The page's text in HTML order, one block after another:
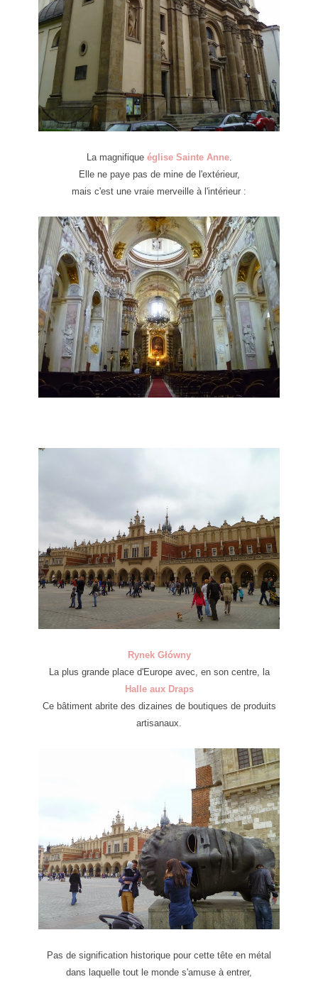
La magnifique église Sainte Anne.
Elle ne paye pas de mine de l'extérieur,
mais c'est une vraie merveille à l'intérieur :
Rynek Główny
La plus grande place d'Europe avec, en son centre, la
Halle aux Draps
Ce bâtiment abrite des dizaines de boutiques de produits
artisanaux.
Pas de signification historique pour cette tête en métal
dans laquelle tout le monde s'amuse à entrer,